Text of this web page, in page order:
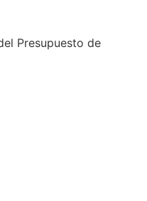
Presupuesto de